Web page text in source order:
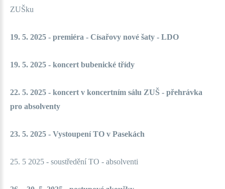
ZUŠku
19. 5. 2025 - premiéra - Císařovy nové šaty - LDO
19. 5. 2025 - koncert bubenické třídy
22. 5. 2025 - koncert v koncertním sálu ZUŠ - přehrávka
pro absolventy
23. 5. 2025 - Vystoupení TO v Pasekách
25. 5 2025 - soustředění TO - absolventi